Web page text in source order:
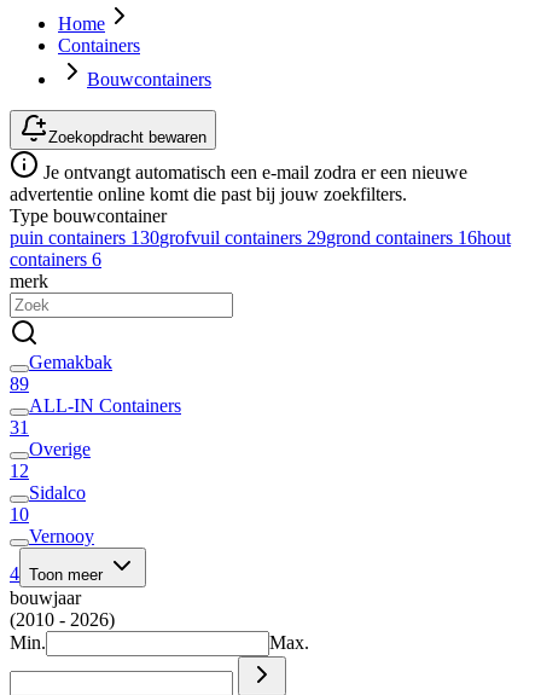
Home
Containers
Bouwcontainers
Zoekopdracht bewaren
Je ontvangt automatisch een e-mail zodra er een nieuwe
advertentie online komt die past bij jouw zoekfilters.
Type bouwcontainer
puin containers 130grofvuil containers 29grond containers 16hout
containers 6
merk
Gemakbak
89
ALL-IN Containers
31
Overige
12
Sidalco
10
Vernooy
4 Toon meer
bouwjaar
(2010 - 2026)
Min.
Max.